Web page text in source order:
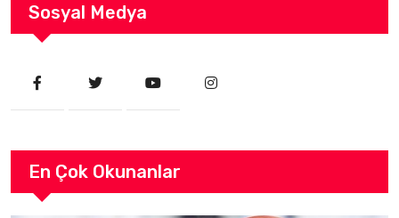
Sosyal Medya
En Çok Okunanlar